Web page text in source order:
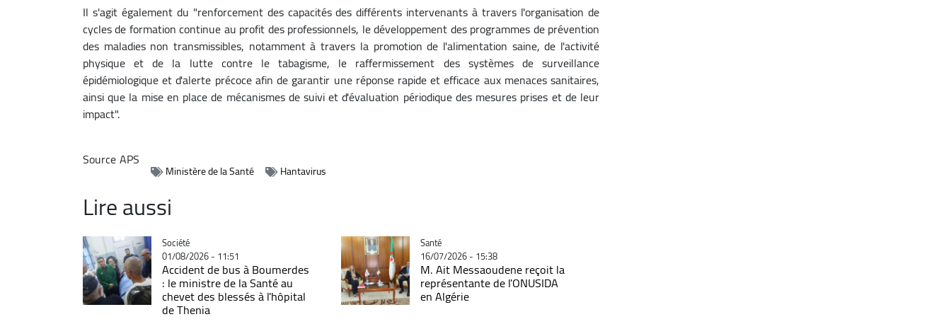
Il s'agit également du "renforcement des capacités des différents intervenants à travers l'organisation de
cycles de formation continue au profit des professionnels, le développement des programmes de prévention
des maladies non transmissibles, notamment à travers la promotion de l'alimentation saine, de l'activité
physique et de la lutte contre le tabagisme, le raffermissement des systèmes de surveillance
épidémiologique et d'alerte précoce afin de garantir une réponse rapide et efficace aux menaces sanitaires,
ainsi que la mise en place de mécanismes de suivi et d'évaluation périodique des mesures prises et de leur
impact".
SourceAPS
Ministère de la Santé Hantavirus
Lire aussi
Catégorie
Société
01/08/2026 - 11:51
Accident de bus à Boumerdes
: le ministre de la Santé au
chevet des blessés à l'hôpital
de Thenia
Catégorie
Santé
16/07/2026 - 15:38
M. Ait Messaoudene reçoit la
représentante de l'ONUSIDA
en Algérie